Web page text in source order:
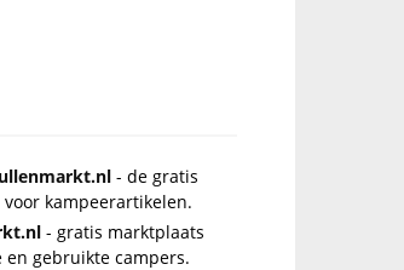
- de gratis
kampeerartikelen.
- gratis marktplaats
en gebruikte campers.